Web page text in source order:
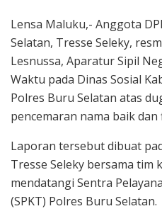
Lensa Maluku,- Anggota
Selatan, Tresse Seleky,
Lesnussa, Aparatur Sipil
Waktu pada Dinas Sosial
Polres Buru Selatan atas
pencemaran nama baik dan
Laporan tersebut dibuat
Tresse Seleky bersama tim
mendatangi Sentra
(SPKT) Polres Buru Selatan.